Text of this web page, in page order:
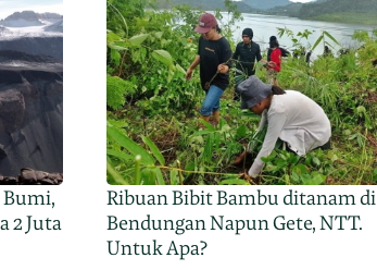
2 Juta
Ribuan Bibit Bambu ditanam di
Bendungan Napun Gete, NTT.
Untuk Apa?